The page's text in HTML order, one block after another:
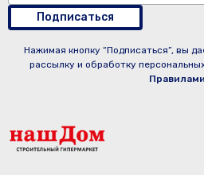
Подписаться
Нажимая кнопку “Подписаться”, вы
рассылку и обработку
Правилами